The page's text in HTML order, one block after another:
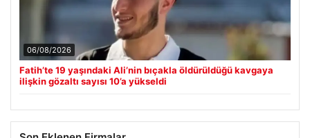
06/08/2026
Fatih’te 19 yaşındaki Ali’nin bıçakla öldürüldüğü kavgaya
ilişkin gözaltı sayısı 10’a yükseldi